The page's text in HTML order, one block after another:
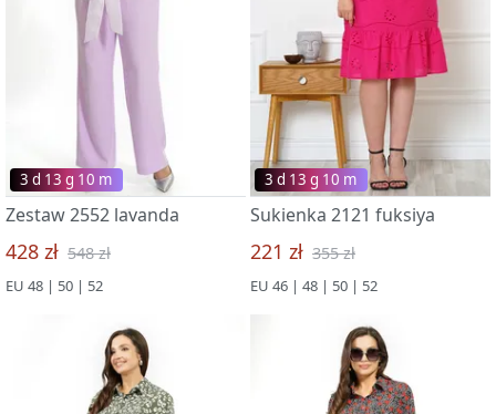
3 d 13 g 09 m
Zestaw 2552 lavanda
428 zł 548 zł
EU 48 | 50 | 52
3 d 13 g 09 m
Sukienka 2121 fuksiya
221 zł 355 zł
EU 46 | 48 | 50 | 52